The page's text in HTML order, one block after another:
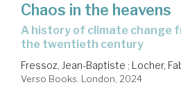
Chaos in the heavens
a history of climate change from the fifteenth to
the twentieth century
Fressoz, Jean-Baptiste ; Locher,
Verso Books. London, 2024